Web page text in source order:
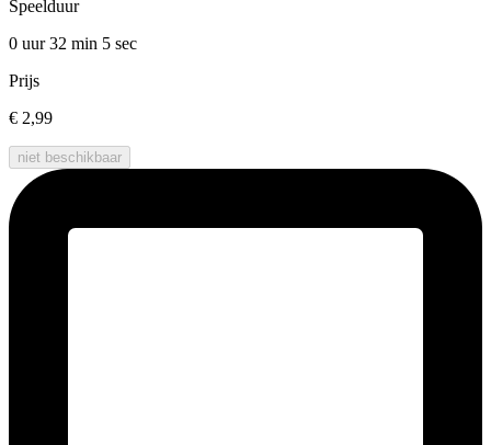
Speelduur
0 uur 32 min 5 sec
Prijs
€ 2,99
niet beschikbaar